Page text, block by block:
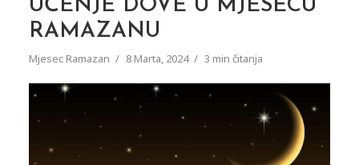
UČENJE DOVE U MJESECU
RAMAZANU
Mjesec Ramazan 8 Marta, 2024 3 min čitanja